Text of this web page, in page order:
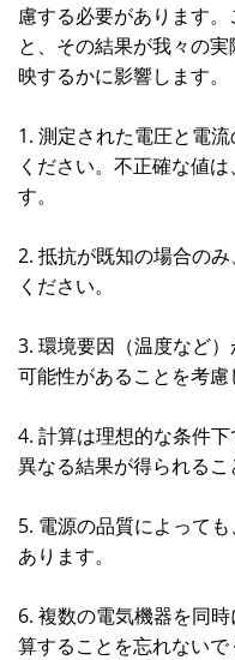
慮する必要があります
と、その結果が我々の
映するかに影響します。
1. 測定された電圧と電
ください。不正確な値
す。
2. 抵抗が既知の場合の
ください。
3. 環境要因（温度など
可能性があることを考慮
4. 計算は理想的な条件
異なる結果が得られるこ
5. 電源の品質によって
あります。
6. 複数の電気機器を同
算することを忘れないで